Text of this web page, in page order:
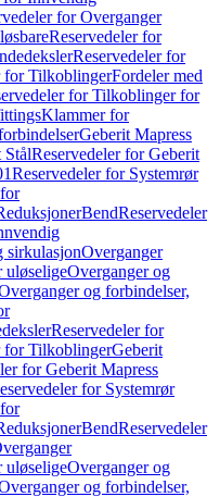
for Overganger
Reservedeler for
Reservedeler for
for TilkoblingerFordeler med
for Tilkoblinger for
Klammer for
Geberit Mapress
StålReservedeler for Geberit
Reservedeler for Systemrør
BendReservedeler
sirkulasjonOverganger
uløseligeOverganger og
og forbindelser,
Reservedeler for
for TilkoblingerGeberit
for Geberit Mapress
for Systemrør
BendReservedeler
uløseligeOverganger og
og forbindelser,